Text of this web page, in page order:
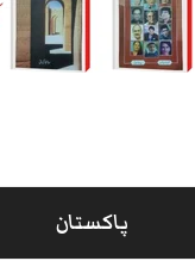
پاکستان